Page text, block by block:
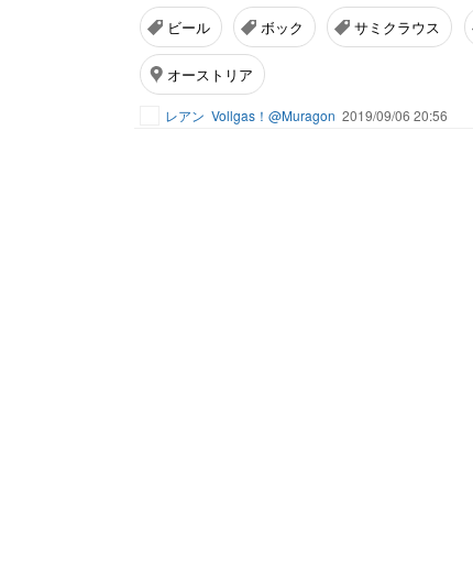
ビール ボック サミクラウス
オーストリア
レアン Vollgas！@Muragon 2019/09/06 20:56